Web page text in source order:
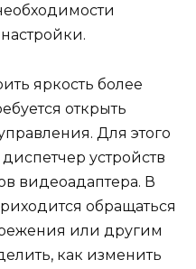
яркость более
открыть
Для этого
устройств
видеоадаптера. В
обращаться
или другим
как изменить